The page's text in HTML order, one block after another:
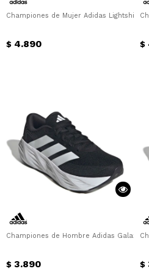
Championes de Mujer Adidas Lightshift
$ 4.890 $
Championes de Hombre Adidas Galaxy
$ 3.890 $
Comprá en 3 cuotas
* sujeto